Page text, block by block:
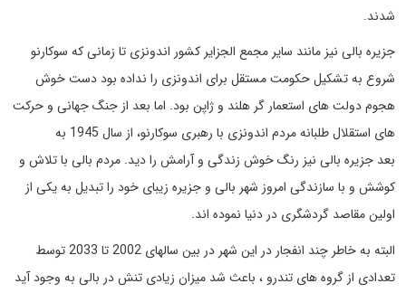
شدند.
جزیره بالی نیز مانند سایر مجمع الجزایر کشور اندونزی تا زمانی که سوکارنو
شروع به تشکیل حکومت مستقل برای اندونزی را نداده بود دست خوش
هجوم دولت های استعمار گر هلند و ژاپن بود. اما بعد از جنگ جهانی و حرکت
های استقلال طلبانه مردم اندونزی با رهبری سوکارنو، از سال 1945 به
بعد جزیره بالی نیز رنگ خوش زندگی و آرامش را دید. مردم بالی با تلاش و
کوشش و با سازندگی امروز شهر بالی و جزیره زیبای خود را تبدیل به یکی از
اولین مقاصد گردشگری در دنیا نموده اند.
البته به خاطر چند انفجار در این شهر در بین سالهای 2002 تا 2033 توسط
تعدادی از گروه های تندرو ، باعث شد میزان زیادی تنش در بالی به وجود آید